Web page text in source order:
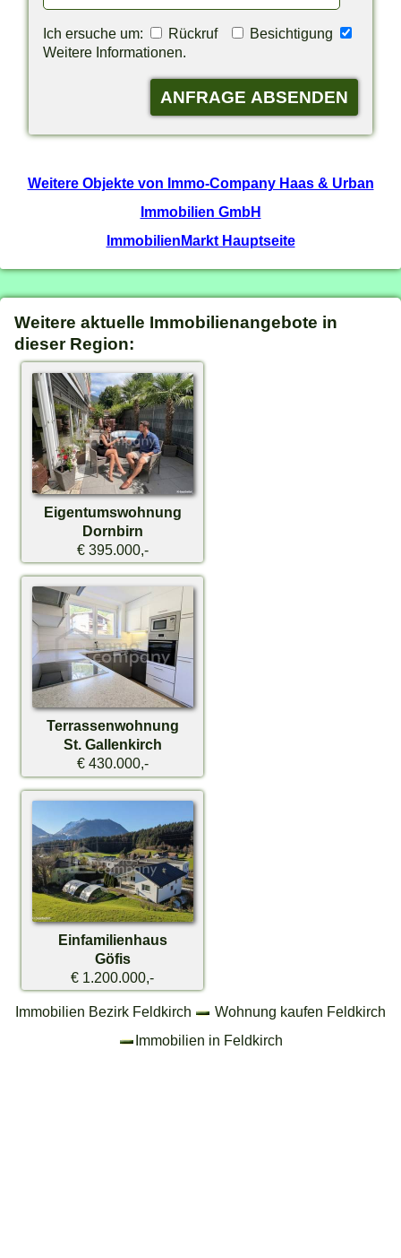
Ich ersuche um: Rückruf
Besichtigung
Weitere Informationen.
Weitere Objekte von Immo-Company Haas & Urban
Immobilien GmbH
ImmobilienMarkt Hauptseite
Weitere aktuelle Immobilienangebote in
dieser Region:
Eigentumswohnung
Dornbirn
€ 395.000,-
Terrassenwohnung
St. Gallenkirch
€ 430.000,-
Einfamilienhaus
Göfis
€ 1.200.000,-
Immobilien Bezirk Feldkirch
Wohnung kaufen Feldkirch
Immobilien in Feldkirch